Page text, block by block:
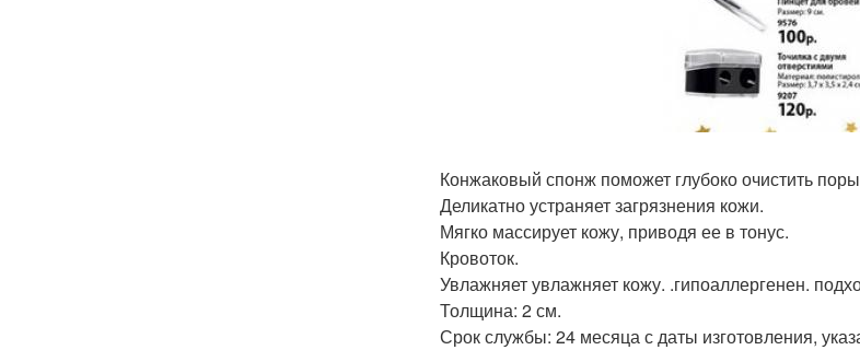
Конжаковый спонж поможет глубоко очистить
Деликатно устраняет загрязнения кожи.
Мягко массирует кожу, приводя ее в тонус.
Кровоток.
Увлажняет увлажняет кожу. .гипоаллергенен.
Толщина: 2 см.
Срок службы: 24 месяца с даты изготовления,